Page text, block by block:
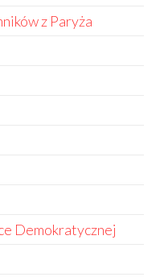
z Paryża
Demokratycznej